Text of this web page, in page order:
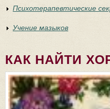
Психотерапевтические
Учение мазыков
КАК НАЙТИ